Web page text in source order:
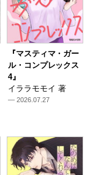
『マスティマ・ガー
ル・コンプレックス
4』
イララモモイ 著
— 2026.07.27